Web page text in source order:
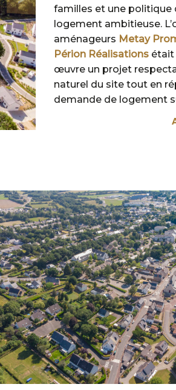
familles et une politique
logement ambitieuse.
aménageurs Metay
Périon Réalisations était
œuvre un projet
naturel du site tout en
demande de logement